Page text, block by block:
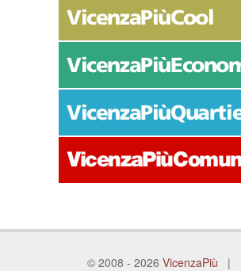
© 2008 - 2026 VicenzaPiù |